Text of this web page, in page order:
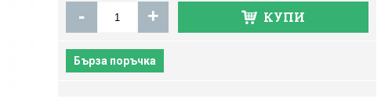
- + КУПИ
Бърза поръчка